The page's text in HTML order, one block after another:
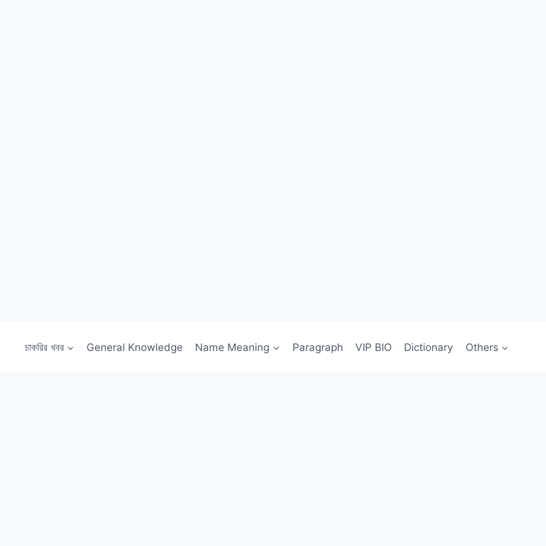
চাকরির খবর General Knowledge Name Meaning Paragraph VIP BIO Dictionary Others